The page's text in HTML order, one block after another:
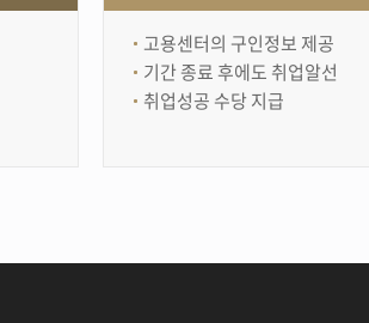
고용센터의 구인정보 제공
기간 종료 후에도 취업알선
취업성공 수당 지급